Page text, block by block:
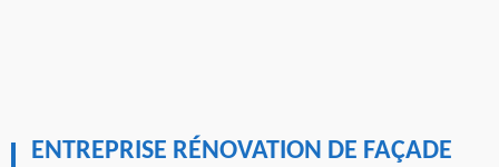
ENTREPRISE RÉNOVATION DE FAÇADE